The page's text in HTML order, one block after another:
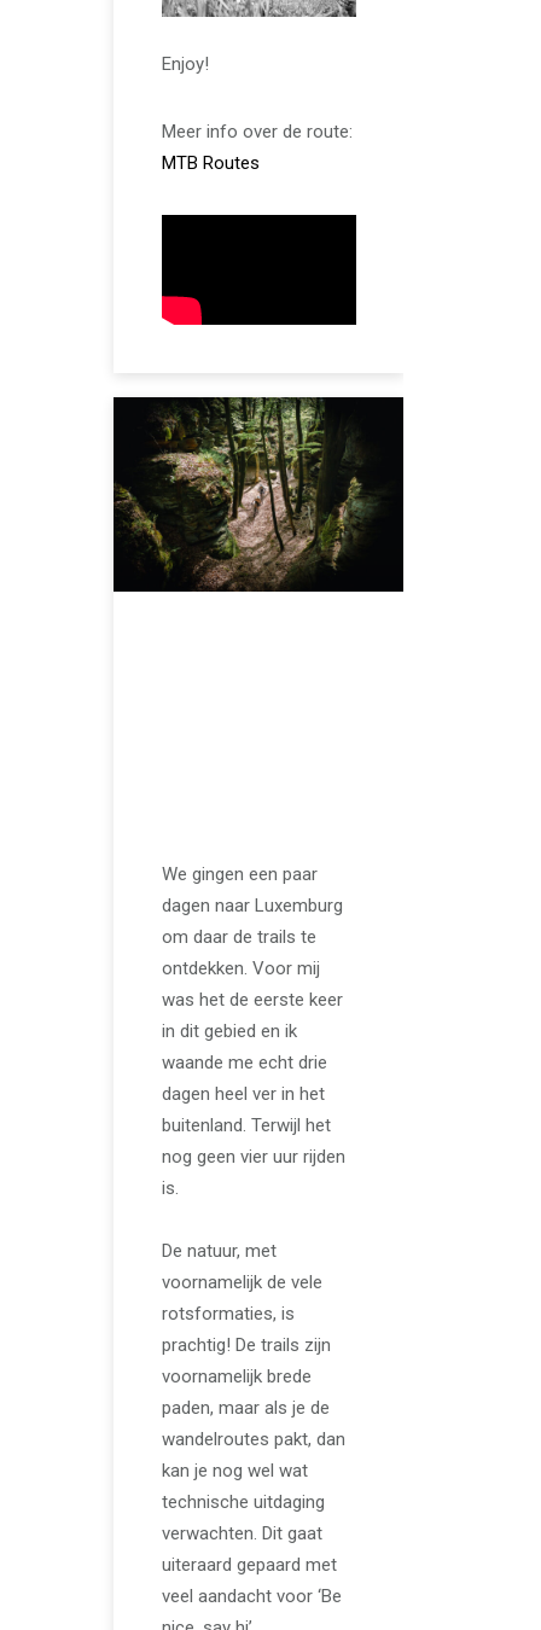
Enjoy!
Meer info over de route:
MTB Routes
We gingen een paar
dagen naar Luxemburg
om daar de trails te
ontdekken. Voor mij
was het de eerste keer
in dit gebied en ik
waande me echt drie
dagen heel ver in het
buitenland. Terwijl het
nog geen vier uur rijden
is.
De natuur, met
voornamelijk de vele
rotsformaties, is
prachtig! De trails zijn
voornamelijk brede
paden, maar als je de
wandelroutes pakt, dan
kan je nog wel wat
technische uitdaging
verwachten. Dit gaat
uiteraard gepaard met
veel aandacht voor ‘Be